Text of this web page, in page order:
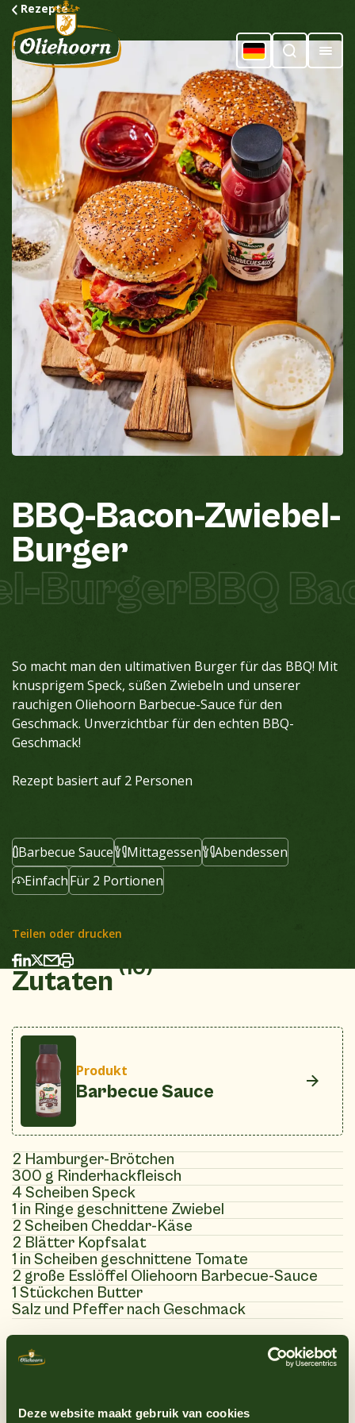
Deze website maakt gebruik van cookies
Rezepte
BBQ-Bacon-Zwiebel-
Burger
BurgerBBQ
So macht man den ultimativen Burger für das BBQ! Mit
knusprigem Speck, süßen Zwiebeln und unserer
rauchigen Oliehoorn Barbecue-Sauce für den
Geschmack. Unverzichtbar für den echten BBQ-
Geschmack!
Rezept basiert auf 2 Personen
Barbecue Sauce Mittagessen
Abendessen
EinfachFür 2 Portionen
Teilen oder drucken
Zutaten (10)
Produkt
Barbecue Sauce
2 Hamburger-Brötchen
300 g Rinderhackfleisch
4 Scheiben Speck
1 in Ringe geschnittene Zwiebel
2 Scheiben Cheddar-Käse
2 Blätter Kopfsalat
1 in Scheiben geschnittene Tomate
2 große Esslöffel Oliehoorn Barbecue-Sauce
1 Stückchen Butter
Salz und Pfeffer nach Geschmack